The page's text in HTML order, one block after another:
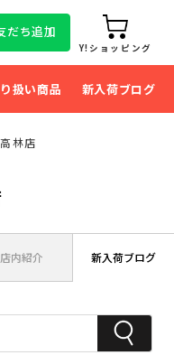
だち追加
Y!ショッピング
扱い商品 新入荷ブログ
林店
店内紹介 新入荷ブログ